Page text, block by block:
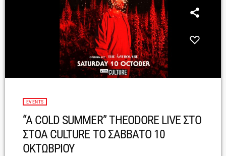
EVENTS
“A COLD SUMMER” THEODORE LIVE ΣΤΟ
ΣΤΟΑ CULTURE ΤΟ ΣΑΒΒΑΤΟ 10
ΟΚΤΩΒΡΙΟΥ